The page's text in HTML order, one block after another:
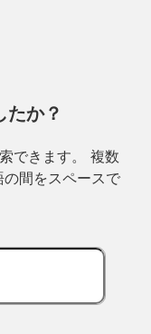
たか？
できます。 複数
間をスペースで